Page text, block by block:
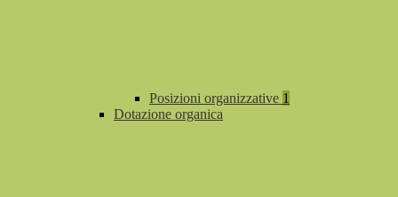
Posizioni organizzative 1
Dotazione organica